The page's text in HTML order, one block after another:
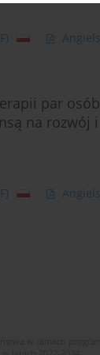
par
na rozwój